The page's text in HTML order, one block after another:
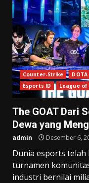
Counter-Strike DOTA
Esports ID
League of
The GOAT Dari
Dewa yang
admin Desember 6,
Dunia esports
turnamen
industri bernilai